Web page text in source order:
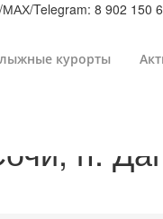
Telegram: 8 902 150
курорты
п.